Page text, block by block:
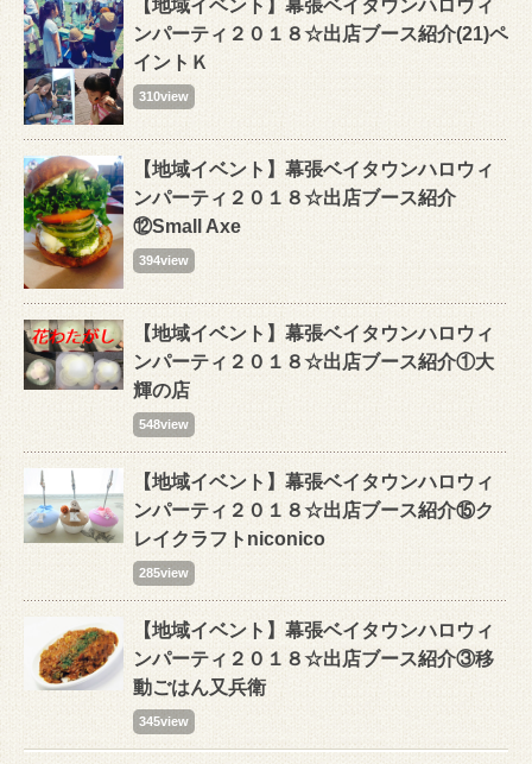
【地域イベント】幕張ベイタウンハロウィ
ンパーティ２０１８☆出店ブース紹介(21)ペ
イントＫ
310view
【地域イベント】幕張ベイタウンハロウィ
ンパーティ２０１８☆出店ブース紹介
⑫Small Axe
394view
【地域イベント】幕張ベイタウンハロウィ
ンパーティ２０１８☆出店ブース紹介①大
輝の店
548view
【地域イベント】幕張ベイタウンハロウィ
ンパーティ２０１８☆出店ブース紹介⑮ク
レイクラフトniconico
285view
【地域イベント】幕張ベイタウンハロウィ
ンパーティ２０１８☆出店ブース紹介③移
動ごはん又兵衛
345view